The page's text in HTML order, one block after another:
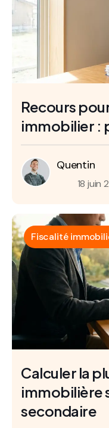
Recours
immobilier :
Quentin
18 juin
Fiscalité
Calculer la
immobilière
secondaire